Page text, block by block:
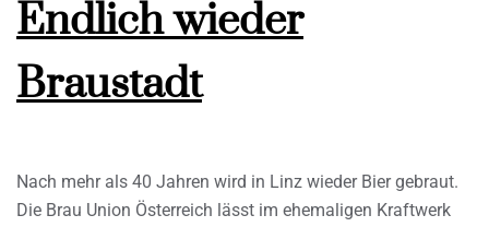
Endlich wieder
Braustadt
Nach mehr als 40 Jahren wird in Linz wieder Bier gebraut.
Die Brau Union Österreich lässt im ehemaligen Kraftwerk